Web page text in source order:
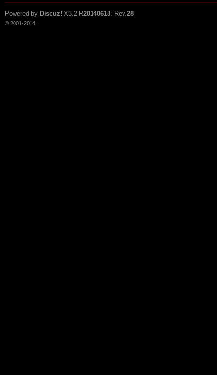
Powered by Discuz! X3.2 R20140618, Rev.28
© 2001-2014